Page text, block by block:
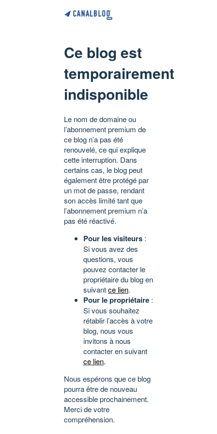
Ce blog est
temporairement
indisponible
Le nom de domaine ou
l’abonnement premium de
ce blog n’a pas été
renouvelé, ce qui explique
cette interruption. Dans
certains cas, le blog peut
également être protégé par
un mot de passe, rendant
son accès limité tant que
l’abonnement premium n’a
pas été réactivé.
Pour les visiteurs :
Si vous avez des
questions, vous
pouvez contacter le
propriétaire du blog en
suivantce lien.
Pour le propriétaire :
Si vous souhaitez
rétablir l’accès à votre
blog, nous vous
invitons à nous
contacter en suivant
ce lien.
Nous espérons que ce blog
pourra être de nouveau
accessible prochainement.
Merci de votre
compréhension.